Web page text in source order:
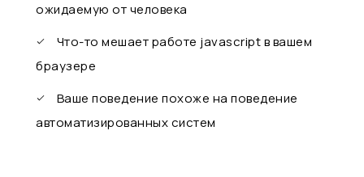
ожидаемую от человека
Что-то мешает работе javascript в вашем
браузере
Ваше поведение похоже на поведение
автоматизированных систем